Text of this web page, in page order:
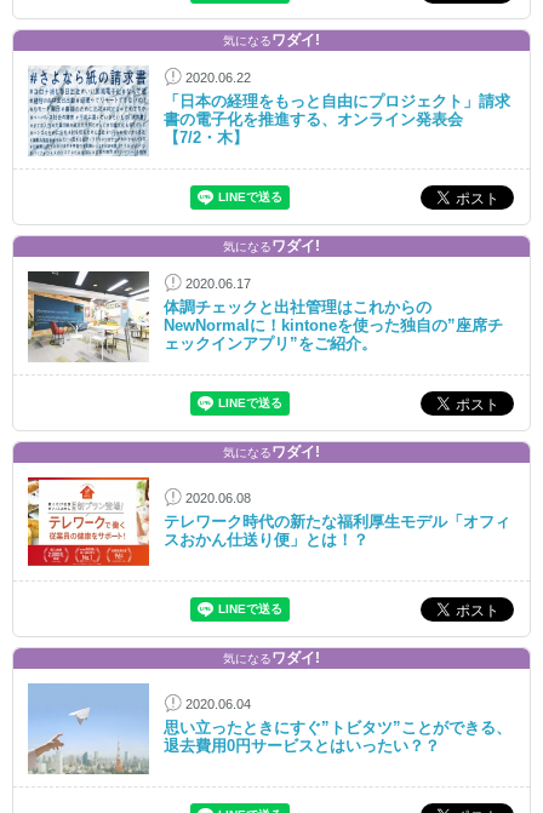
気になるワダイ!
2020.06.22
「日本の経理をもっと自由にプロジェクト」請求
書の電子化を推進する、オンライン発表会
【7/2・木】
気になるワダイ!
2020.06.17
体調チェックと出社管理はこれからの
NewNormalに！kintoneを使った独自の”座席チ
ェックインアプリ”をご紹介。
気になるワダイ!
2020.06.08
テレワーク時代の新たな福利厚生モデル「オフィ
スおかん仕送り便」とは！？
気になるワダイ!
2020.06.04
思い立ったときにすぐ”トビタツ”ことができる、
退去費用0円サービスとはいったい？？